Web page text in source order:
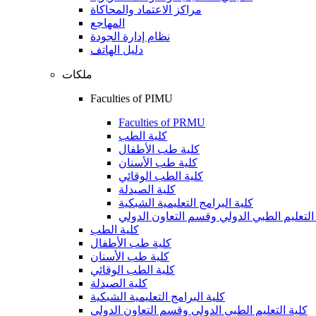
مراكز الاعتماد والمحاكاة
المهاجع
نظام إدارة الجودة
دليل الهاتف
ملكات
Faculties of PIMU
Faculties of PRMU
كلية الطب
كلية طب الأطفال
كلية طب الأسنان
كلية الطب الوقائي
كلية الصيدلة
كلية البرامج التعليمية الشبكية
التعليم الطبي الدولي وقسم التعاون الدولي
كلية الطب
كلية طب الأطفال
كلية طب الأسنان
كلية الطب الوقائي
كلية الصيدلة
كلية البرامج التعليمية الشبكية
كلية التعليم الطبي الدولي وقسم التعاون الدولي